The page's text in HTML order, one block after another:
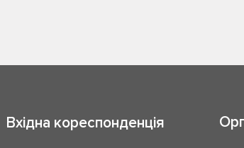
Вхідна кореспонденція